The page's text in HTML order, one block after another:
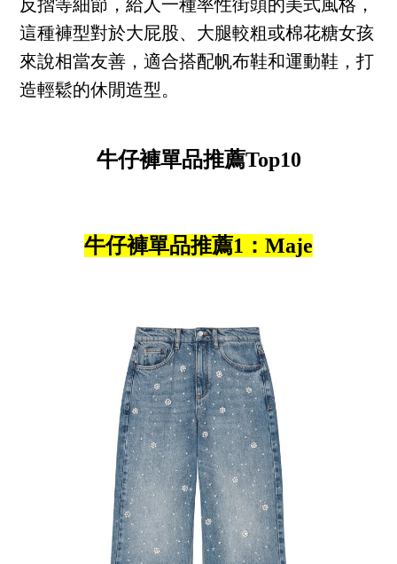
反摺等細節，給人一種率性街頭的美式風格，
這種褲型對於大屁股、大腿較粗或棉花糖女孩
來說相當友善，適合搭配帆布鞋和運動鞋，打
造輕鬆的休閒造型。
牛仔褲單品推薦Top10
牛仔褲單品推薦1：Maje